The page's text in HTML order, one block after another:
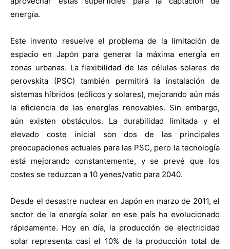
energía.
Este invento resuelve el problema de la limitación de
espacio en Japón para generar la máxima energía en
zonas urbanas. La flexibilidad de las células solares de
perovskita (PSC) también permitirá la instalación de
sistemas híbridos (eólicos y solares), mejorando aún más
la eficiencia de las energías renovables. Sin embargo,
aún existen obstáculos. La durabilidad limitada y el
elevado coste inicial son dos de las principales
preocupaciones actuales para las PSC, pero la tecnología
está mejorando constantemente, y se prevé que los
costes se reduzcan a 10 yenes/vatio para 2040.
Desde el desastre nuclear en Japón en marzo de 2011, el
sector de la energía solar en ese país ha evolucionado
rápidamente. Hoy en día, la producción de electricidad
solar representa casi el 10% de la producción total de